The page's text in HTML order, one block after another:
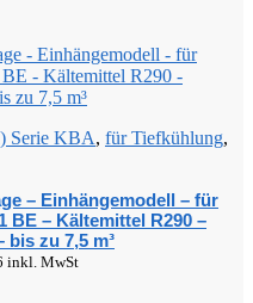
Serie KBA, für Tiefkühlung,
– Einhängemodell – für
BE – Kältemittel R290 –
bis zu 7,5 m³
inkl. MwSt